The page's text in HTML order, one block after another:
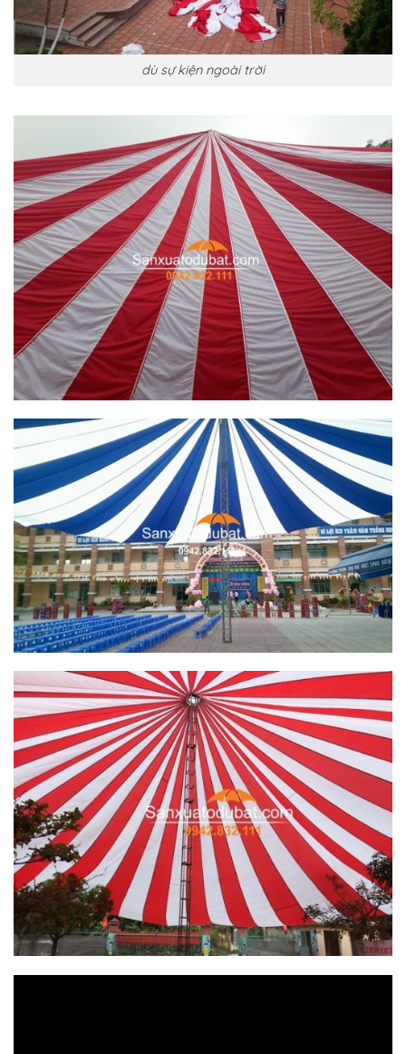
dù sự kiện ngoài trời